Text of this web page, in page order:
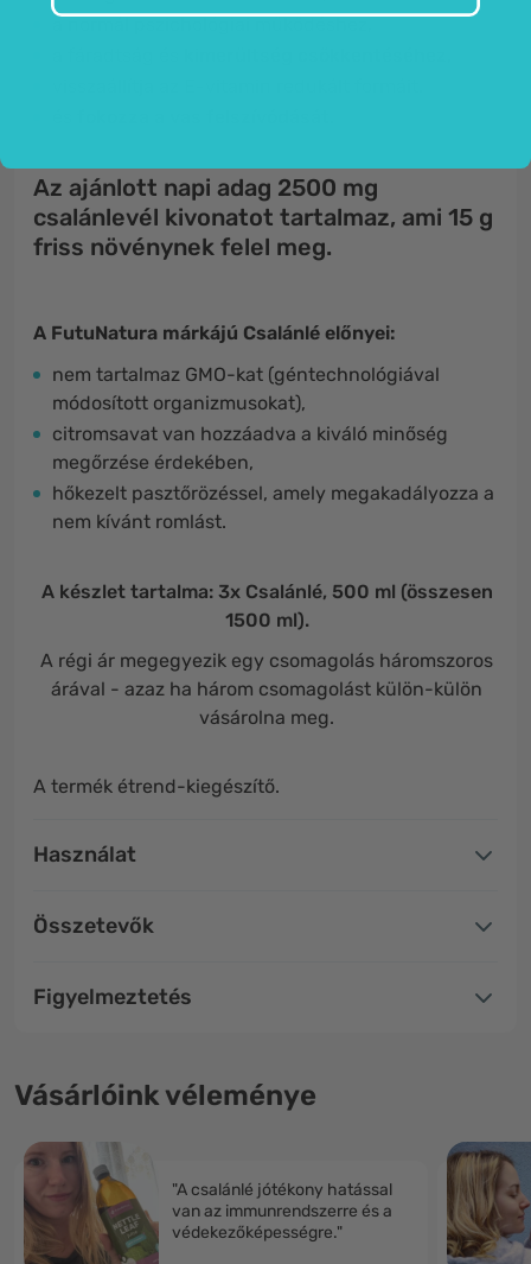
a normál pszichológiai működéshez,
Az ajánlott napi adag 2500 mg
csalánlevél kivonatot tartalmaz, ami 15 g
friss növénynek felel meg.
A FutuNatura márkájú Csalánlé előnyei:
nem tartalmaz GMO-kat (géntechnológiával
módosított organizmusokat),
citromsavat van hozzáadva a kiváló minőség
megőrzése érdekében,
hőkezelt pasztőrözéssel, amely megakadályozza a
nem kívánt romlást.
A készlet tartalma: 3x Csalánlé, 500 ml (összesen
1500 ml).
A régi ár megegyezik egy csomagolás háromszoros
árával - azaz ha három csomagolást külön-külön
vásárolna meg.
A termék étrend-kiegészítő.
Használat
Összetevők
Figyelmeztetés
Vásárlóink véleménye
"A csalánlé jótékony hatással
van az immunrendszerre és a
védekezőképességre."